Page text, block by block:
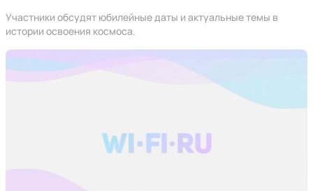
Участники обсудят юбилейные даты и актуальные темы в
истории освоения космоса.